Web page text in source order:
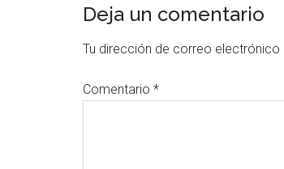
Deja un comentario
Tu dirección de correo electrónico
Comentario *